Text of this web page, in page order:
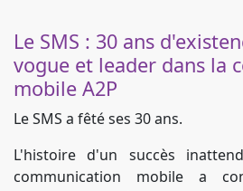
Le SMS : 30 ans
vogue et leader dans la
mobile A2P
Le SMS a fêté ses 30 ans.
L'histoire d'un succès
communication mobile a